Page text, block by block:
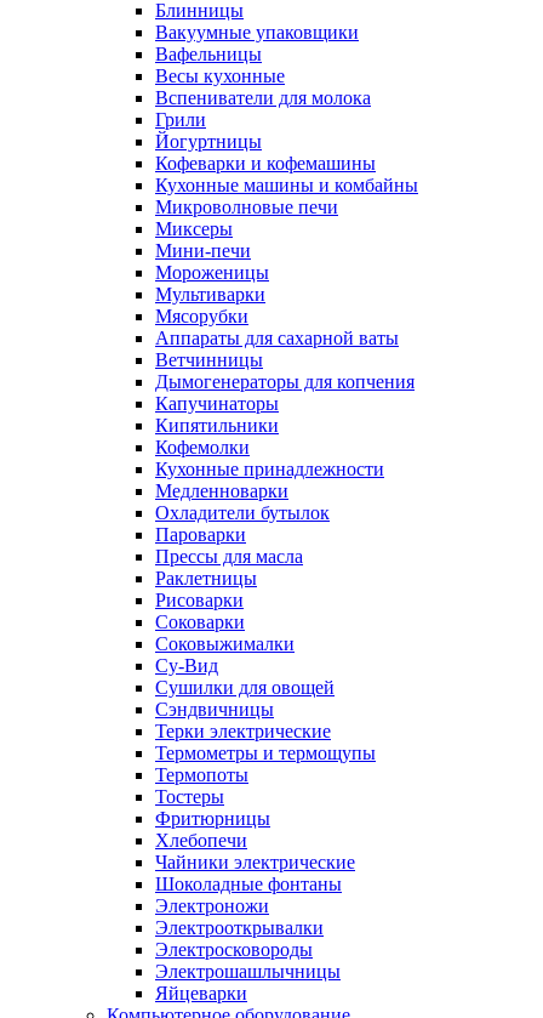
Блинницы
Вакуумные упаковщики
Вафельницы
Весы кухонные
Вспениватели для молока
Грили
Йогуртницы
Кофеварки и кофемашины
Кухонные машины и комбайны
Микроволновые печи
Миксеры
Мини-печи
Мороженицы
Мультиварки
Мясорубки
Аппараты для сахарной ваты
Ветчинницы
Дымогенераторы для копчения
Капучинаторы
Кипятильники
Кофемолки
Кухонные принадлежности
Медленноварки
Охладители бутылок
Пароварки
Прессы для масла
Раклетницы
Рисоварки
Соковарки
Соковыжималки
Су-Вид
Сушилки для овощей
Сэндвичницы
Терки электрические
Термометры и термощупы
Термопоты
Тостеры
Фритюрницы
Хлебопечи
Чайники электрические
Шоколадные фонтаны
Электроножи
Электрооткрывалки
Электросковороды
Электрошашлычницы
Яйцеварки